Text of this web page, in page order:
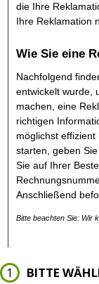
die Ihre
Ihre Reklamation
Wie Sie eine
Nachfolgend
entwickelt wurde,
machen, eine
richtigen
möglichst
starten, geben
Sie auf Ihrer
Anschließend
Bitte beachten Sie: Wir
BITTE